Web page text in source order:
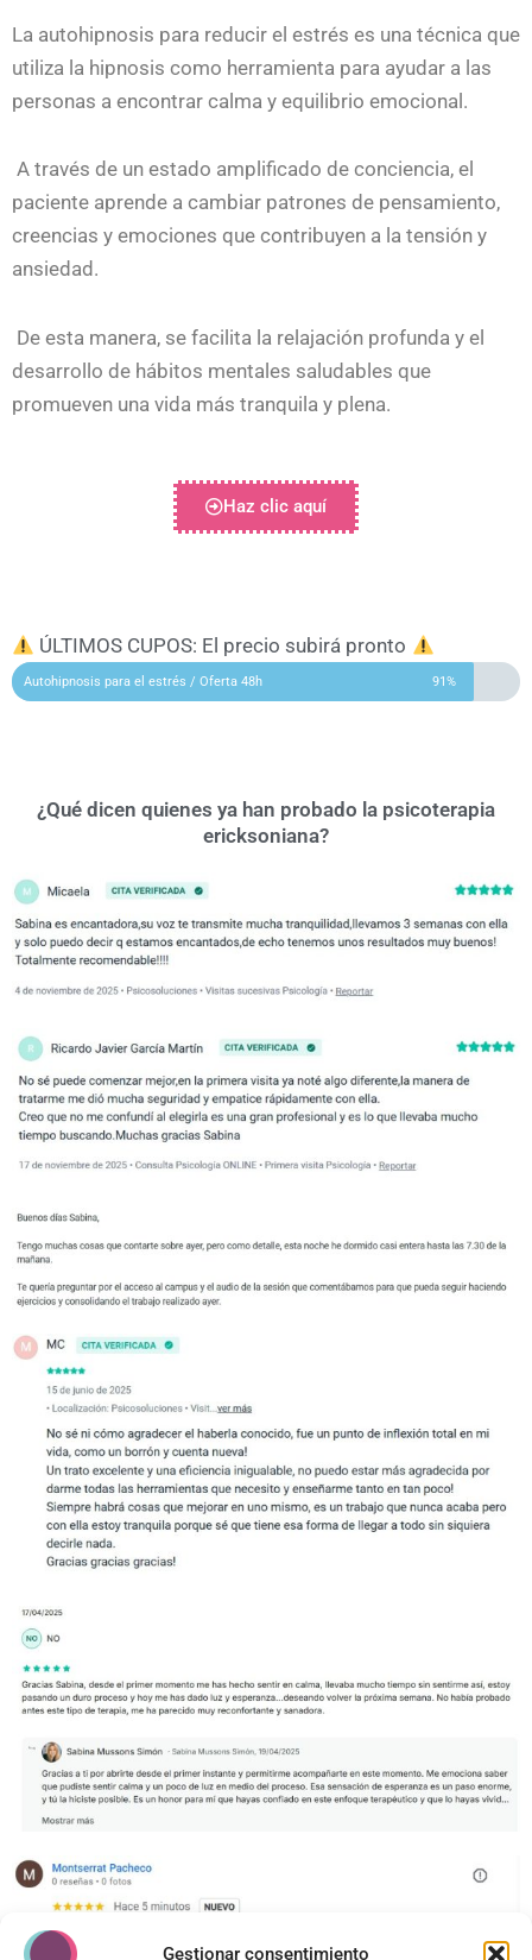
Gestionar consentimiento
La autohipnosis para reducir el estrés es una técnica que
utiliza la hipnosis como herramienta para ayudar a las
personas a encontrar calma y equilibrio emocional.
A través de un estado amplificado de conciencia, el
paciente aprende a cambiar patrones de pensamiento,
creencias y emociones que contribuyen a la tensión y
ansiedad.
De esta manera, se facilita la relajación profunda y el
desarrollo de hábitos mentales saludables que
promueven una vida más tranquila y plena.
Haz clic aquí
ÚLTIMOS CUPOS: El precio subirá pronto
Autohipnosis para el estrés / Oferta 48h 91%
¿Qué dicen quienes ya han probado la psicoterapia
ericksoniana?